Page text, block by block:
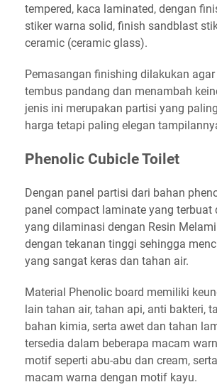
tempered, kaca laminated, dengan
stiker warna solid, finish sandblast
ceramic (ceramic glass).
Pemasangan finishing dilakukan
tembus pandang dan menambah
jenis ini merupakan partisi yang
harga tetapi paling elegan
Phenolic Cubicle Toilet
Dengan panel partisi dari bahan
panel compact laminate yang terbuat
yang dilaminasi dengan Resin
dengan tekanan tinggi sehingga
yang sangat keras dan tahan air.
Material Phenolic board memiliki
lain tahan air, tahan api, anti bakteri,
bahan kimia, serta awet dan tahan
tersedia dalam beberapa macam
motif seperti abu-abu dan cream,
macam warna dengan motif kayu.